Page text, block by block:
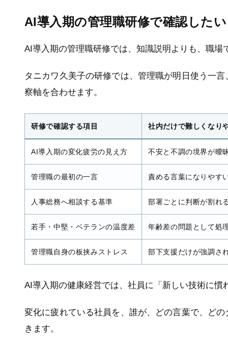
AI導入期の管理職研修で確認した
AI導入期の管理職研修では、知識説明よりも、職場
タニカワ久美子の研修では、管理職が明日使う一
察軸を合わせます。
研修で確認する項目 社内だけで難しくなり
AI導入期の変化疲労の見え方 不安と不調の境界が曖
管理職の最初の一言 責める言葉になりやす
人事総務へ相談する基準 部署ごとに判断が割れ
若手・中堅・ベテランの温度差 年齢差の問題として処
管理職自身の板挟みストレス 部下支援だけが強調さ
AI導入期の健康経営では、社員に「新しい技術に
変化に疲れている社員を、誰が、どの言葉で、ど
きます。